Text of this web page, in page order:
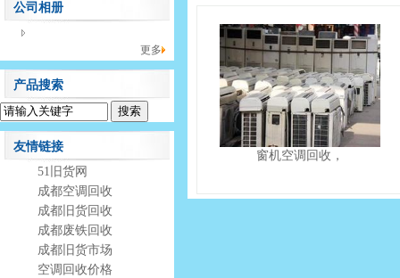
公司相册
没有相册分类！
更多
产品搜索
友情链接
51旧货网
成都空调回收
成都旧货回收
成都废铁回收
成都旧货市场
空调回收价格
窗机空调回收，